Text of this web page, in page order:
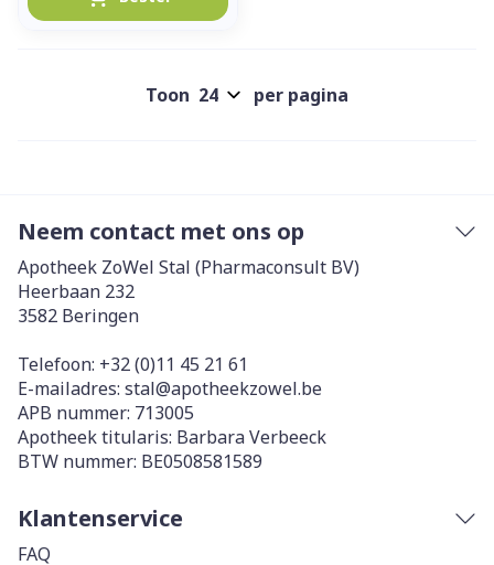
Toon per pagina
Neem contact met ons op
Apotheek ZoWel Stal (Pharmaconsult BV)
Heerbaan 232
3582 Beringen
Telefoon: +32 (0)11 45 21 61
E-mailadres: stal@apotheekzowel.be
APB nummer: 713005
Apotheek titularis: Barbara Verbeeck
BTW nummer: BE0508581589
Klantenservice
FAQ